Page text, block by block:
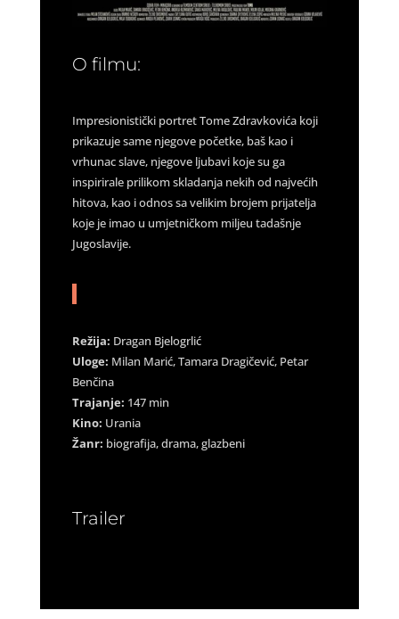
O filmu:
Impresionistički portret Tome Zdravkovića koji
prikazuje same njegove početke, baš kao i
vrhunac slave, njegove ljubavi koje su ga
inspirirale prilikom skladanja nekih od najvećih
hitova, kao i odnos sa velikim brojem prijatelja
koje je imao u umjetničkom miljeu tadašnje
Jugoslavije.
Režija: Dragan Bjelogrlić
Uloge: Milan Marić, Tamara Dragičević, Petar
Benčina
Trajanje: 147 min
Kino: Urania
Žanr: biografija, drama, glazbeni
Trailer